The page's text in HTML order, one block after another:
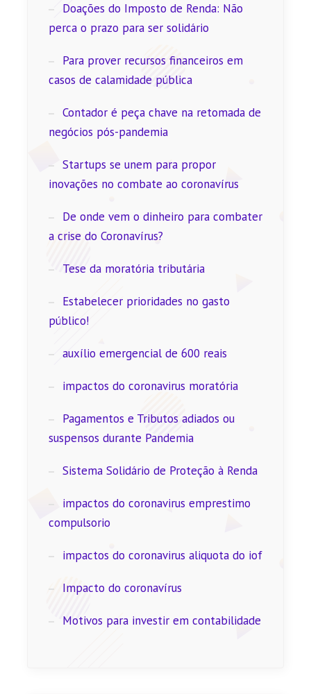
Doações do Imposto de Renda: Não
perca o prazo para ser solidário
Para prover recursos financeiros em
casos de calamidade pública
Contador é peça chave na retomada de
negócios pós-pandemia
Startups se unem para propor
inovações no combate ao coronavírus
De onde vem o dinheiro para combater
a crise do Coronavírus?
Tese da moratória tributária
Estabelecer prioridades no gasto
público!
auxílio emergencial de 600 reais
impactos do coronavirus moratória
Pagamentos e Tributos adiados ou
suspensos durante Pandemia
Sistema Solidário de Proteção à Renda
impactos do coronavirus emprestimo
compulsorio
impactos do coronavirus aliquota do iof
Impacto do coronavírus
Motivos para investir em contabilidade